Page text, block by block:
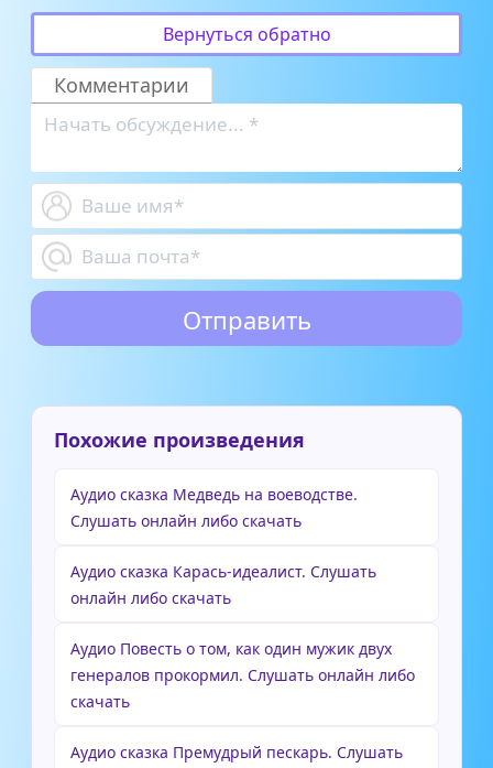
Вернуться обратно
Комментарии
Похожие произведения
Аудио сказка Медведь на воеводстве.
Слушать онлайн либо скачать
Аудио сказка Карась-идеалист. Слушать
онлайн либо скачать
Аудио Повесть о том, как один мужик двух
генералов прокормил. Слушать онлайн либо
скачать
Аудио сказка Премудрый пескарь. Слушать